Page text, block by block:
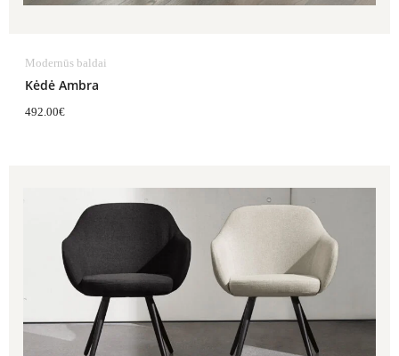
Modernūs baldai
Kėdė Ambra
492.00€
range:
770.00€